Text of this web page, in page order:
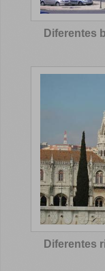
Diferentes
Diferentes